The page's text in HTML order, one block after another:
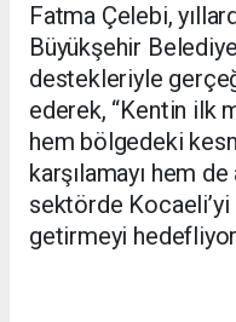
Fatma Çelebi,
Büyükşehir
destekleriyle
ederek, “Kentin ilk
hem bölgedeki
karşılamayı hem
sektörde
getirmeyi